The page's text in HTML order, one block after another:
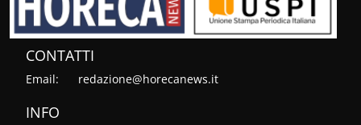
CONTATTI
Email: redazione@horecanews.it
INFO